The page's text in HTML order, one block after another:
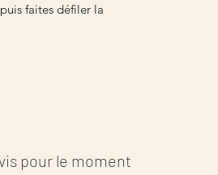
faites défiler la
pour le moment